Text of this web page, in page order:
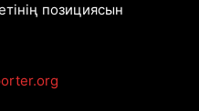
позициясын